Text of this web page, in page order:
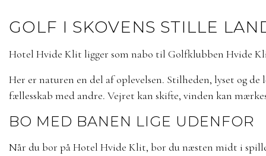
GOLF I SKOVENS STILLE
Hotel Hvide Klit ligger som nabo til Golfklubben Hvide
Her er naturen en del af oplevelsen. Stilheden, lyset og
fællesskab med andre. Vejret kan skifte, vinden kan
BO MED BANEN LIGE UDENFOR
Når du bor på Hotel Hvide Klit, bor du næsten midt i